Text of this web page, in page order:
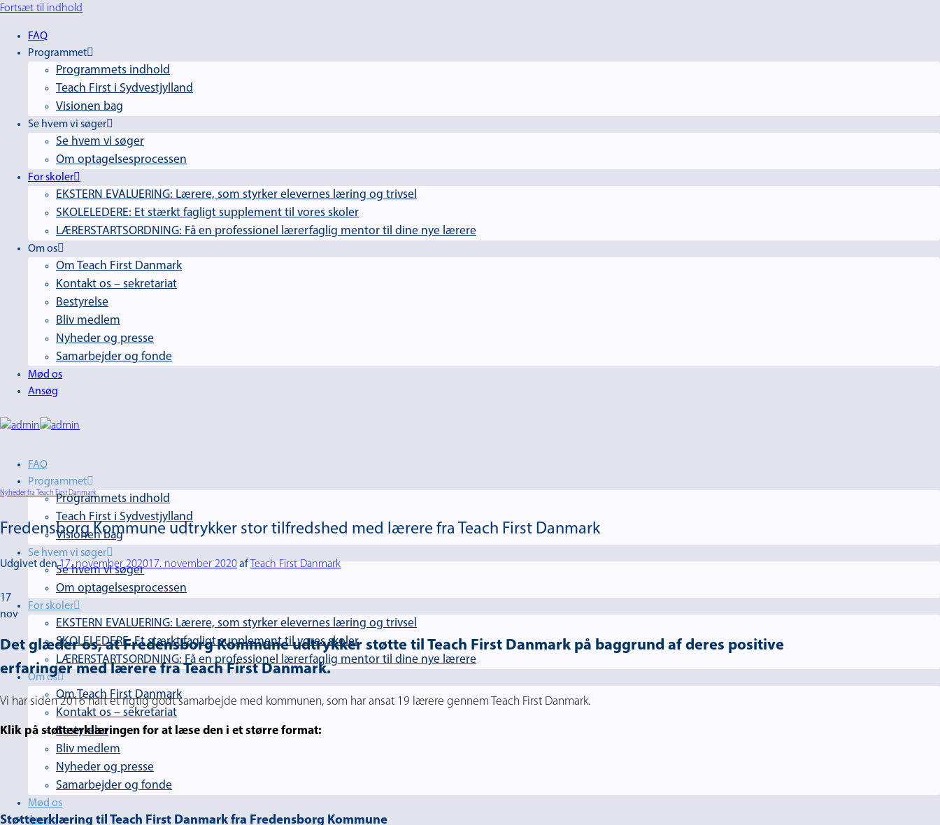
Fortsæt til indhold
FAQ
Programmet
Programmets indhold
Teach First i Sydvestjylland
Visionen bag
Se hvem vi søger
Se hvem vi søger
Om optagelsesprocessen
For skoler
EKSTERN EVALUERING: Lærere, som styrker elevernes læring og trivsel
SKOLELEDERE: Et stærkt fagligt supplement til vores skoler
LÆRERSTARTSORDNING: Få en professionel lærerfaglig mentor til dine nye lærere
Om os
Om Teach First Danmark
Kontakt os – sekretariat
Bestyrelse
Bliv medlem
Nyheder og presse
Samarbejder og fonde
Mød os
Ansøg
FAQ
Programmet
Programmets indhold
Teach First i Sydvestjylland
Visionen bag
Se hvem vi søger
Se hvem vi søger
Om optagelsesprocessen
For skoler
EKSTERN EVALUERING: Lærere, som styrker elevernes læring og trivsel
SKOLELEDERE: Et stærkt fagligt supplement til vores skoler
LÆRERSTARTSORDNING: Få en professionel lærerfaglig mentor til dine nye lærere
Om os
Om Teach First Danmark
Kontakt os – sekretariat
Bestyrelse
Bliv medlem
Nyheder og presse
Samarbejder og fonde
Mød os
Ansøg
Nyheder fra Teach First Danmark
Fredensborg Kommune udtrykker stor tilfredshed med lærere fra Teach First Danmark
Udgivet den17. november 202017. november 2020afTeach First Danmark
17
nov
Det glæder os, at Fredensborg Kommune udtrykker støtte til Teach First Danmark på baggrund af deres positive
erfaringer med lærere fra Teach First Danmark.
Vi har siden 2016 haft et rigtig godt samarbejde med kommunen, som har ansat 19 lærere gennem Teach First Danmark.
Klik på støtteerklæringen for at læse den i et større format:
Støtteerklæring til Teach First Danmark fra Fredensborg Kommune